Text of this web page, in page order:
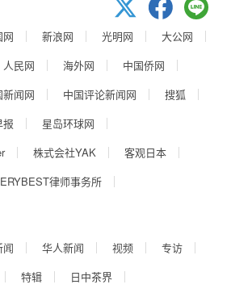
网 新浪网 光明网
大公网
人民网 海外网
中国侨网
新闻网 中国评论新闻网
搜狐
报
星岛环球网
株式会社YAK
客观日本
律师事务所
闻 华人新闻 视频
专访
特辑
日中茶界